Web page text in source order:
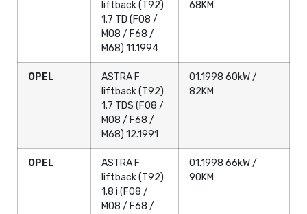
liftback (T92)
1.7 TD (F08 /
M08 / F68 /
M68) 11.1994
68KM
OPEL
ASTRA F
liftback (T92)
1.7 TDS (F08 /
M08 / F68 /
M68) 12.1991
01.1998 60kW /
82KM
OPEL
ASTRA F
liftback (T92)
1.8 i (F08 /
M08 / F68 /
01.1998 66kW /
90KM